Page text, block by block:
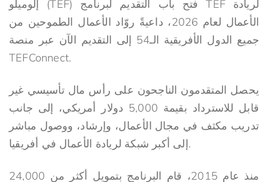
إلوميلو (TEF) فتح باب التقديم لبرنامج TEF لريادة
الأعمال لعام 2026، داعيةً روّاد الأعمال الطموحين من
جميع الدول الأفريقية الـ54 إلى التقديم الآن عبر منصة
TEFConnect.
يحصل المتقدمون الناجحون على رأس مال تأسيسي غير
قابل للاسترداد بقيمة 5,000 دولار أمريكي، إلى جانب
تدريب مكثف في مجال الأعمال، وإرشاد، ووصول مباشر
إلى أكبر شبكة لريادة الأعمال في أفريقيا.
منذ عام 2015، قام البرنامج بتمويل أكثر من 24,000